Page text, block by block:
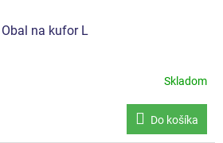
Obal na kufor L
Skladom
Do košíka